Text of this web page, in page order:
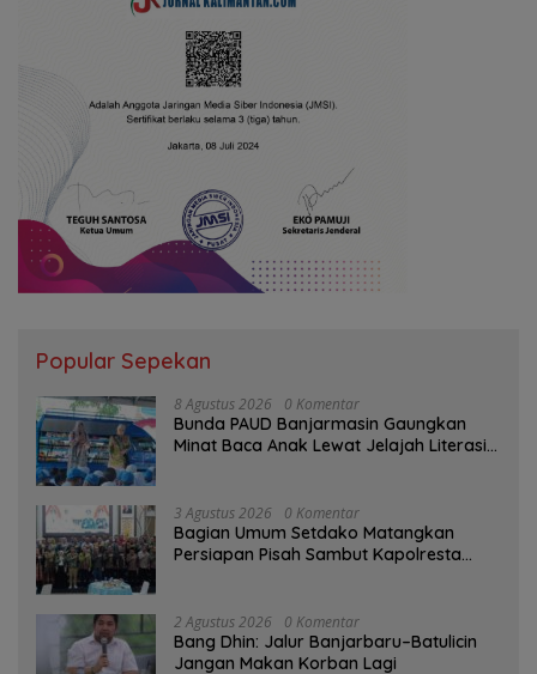
Popular Sepekan
8 Agustus 2026 0 Komentar
Bunda PAUD Banjarmasin Gaungkan
Minat Baca Anak Lewat Jelajah Literasi
3 Agustus 2026 0 Komentar
Bagian Umum Setdako Matangkan
Persiapan Pisah Sambut Kapolresta
2 Agustus 2026 0 Komentar
Bang Dhin: Jalur Banjarbaru–Batulicin
Jangan Makan Korban Lagi